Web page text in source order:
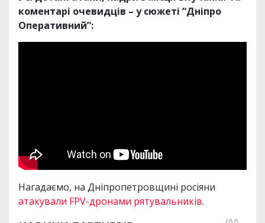
коментарі очевидців – у сюжеті “Дніпро
Оперативний”:
Нагадаємо, на Дніпропетровщині росіяни
атакували FPV-дронами рятувальників.